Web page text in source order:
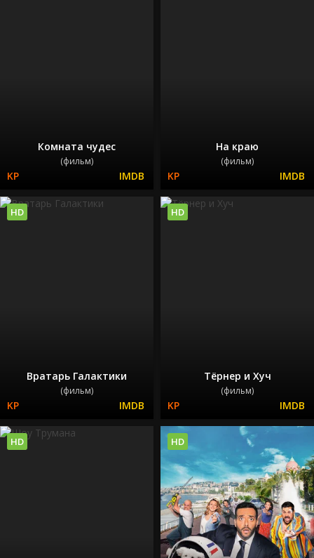
Комната чудес
(фильм)
На краю
(фильм)
Вратарь Галактики
(фильм)
HD
Тёрнер и Хуч
(фильм)
HD
HD HD